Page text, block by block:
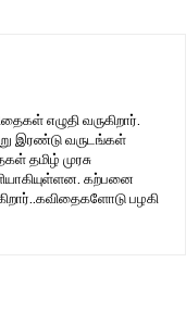
எழுதி வருகிறார்.
இரண்டு வருடங்கள்
தமிழ் முரசு
கற்பனை
பழகி